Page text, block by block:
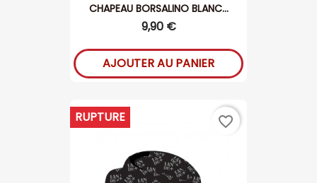
CHAPEAU BORSALINO BLANC...
9,90 €
AJOUTER AU PANIER
RUPTURE favorite_border